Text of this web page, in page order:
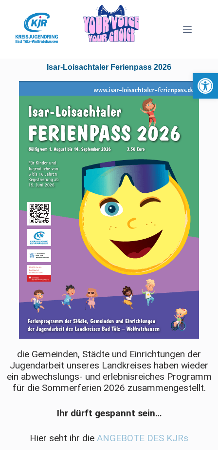
Werkzeugleiste öffnen
Isar-Loisachtaler Ferienpass 2026
die Gemeinden, Städte und Einrichtungen der
Jugendarbeit unseres Landkreises haben wieder
ein abwechslungs- und erlebnisreiches Programm
für die Sommerferien 2026 zusammengestellt.
Ihr dürft gespannt sein…
Hier seht ihr die ANGEBOTE DES KJRs